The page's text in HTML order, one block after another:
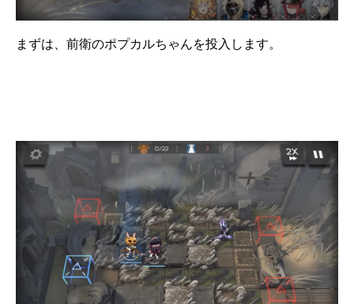
まずは、前衛のポプカルちゃんを投入します。